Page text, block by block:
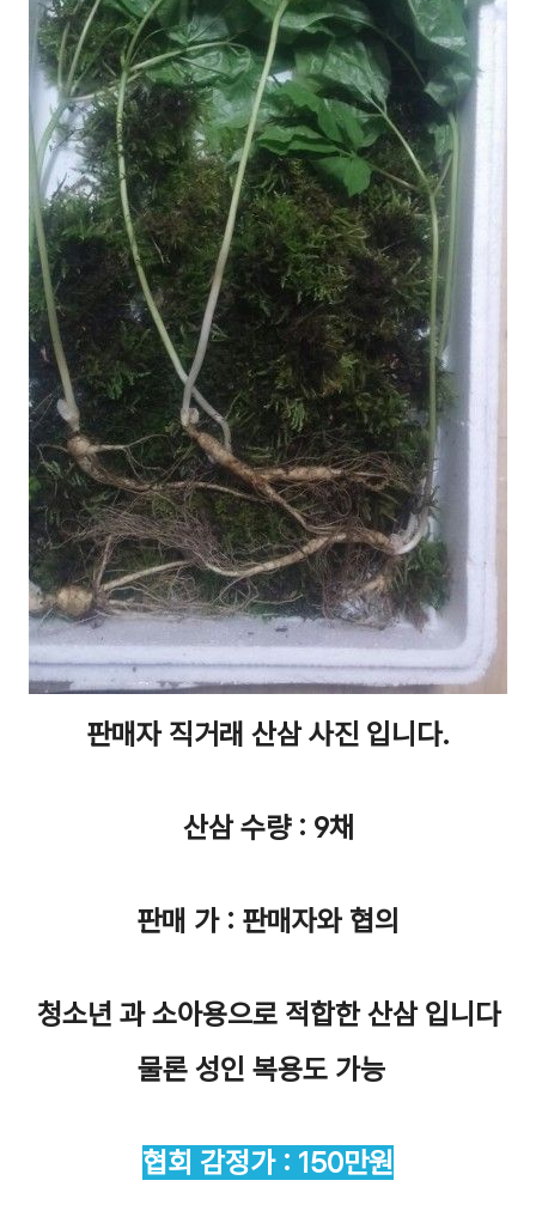
판매자 직거래 산삼 사진 입니다.
산삼 수량 : 9채
판매 가 : 판매자와 협의
청소년 과 소아용으로 적합한 산삼 입니다
물론 성인 복용도 가능
협회 감정가 : 150만원